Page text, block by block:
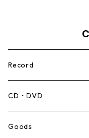
Record
Mento,Calypso,Ballad
Ska
CD・DVD
Goods